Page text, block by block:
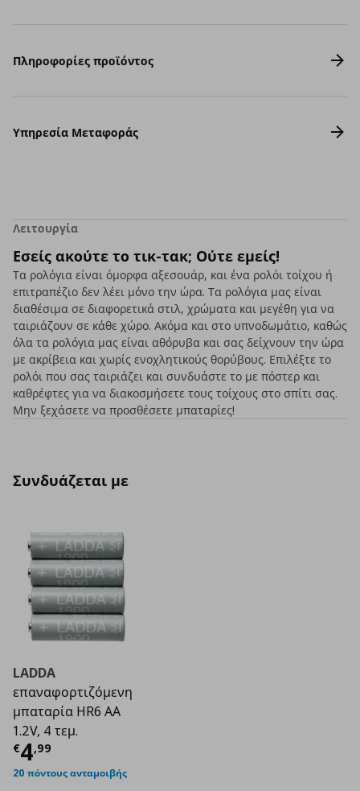
Πληροφορίες προϊόντος
Υπηρεσία Μεταφοράς
Λειτουργία
Εσείς ακούτε το τικ-τακ; Ούτε εμείς!
Τα ρολόγια είναι όμορφα αξεσουάρ, και ένα ρολόι τοίχου ή
επιτραπέζιο δεν λέει μόνο την ώρα. Τα ρολόγια μας είναι
διαθέσιμα σε διαφορετικά στιλ, χρώματα και μεγέθη για να
ταιριάζουν σε κάθε χώρο. Ακόμα και στο υπνοδωμάτιο, καθώς
όλα τα ρολόγια μας είναι αθόρυβα και σας δείχνουν την ώρα
με ακρίβεια και χωρίς ενοχλητικούς θορύβους. Επιλέξτε το
ρολόι που σας ταιριάζει και συνδυάστε το με πόστερ και
καθρέφτες για να διακοσμήσετε τους τοίχους στο σπίτι σας.
Μην ξεχάσετε να προσθέσετε μπαταρίες!
Συνδυάζεται με
LADDA
επαναφορτιζόμενη
μπαταρία HR6 AA
1.2V, 4 τεμ.
€4,99
Τρέχουσα τιμή
20 πόντους ανταμοιβής